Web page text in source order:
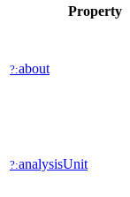
Property
?:about
?:analysisUnit